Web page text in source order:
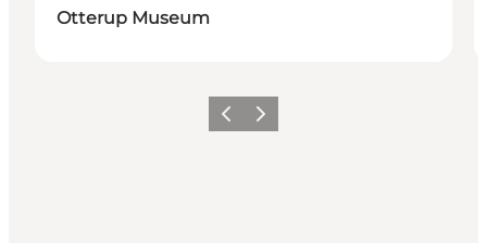
Otterup Museum
Vorherige Folie
Nächste Folie